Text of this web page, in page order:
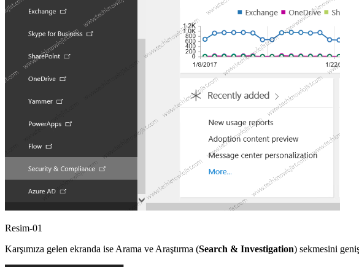
Resim-01
Karşımıza gelen ekranda ise Arama ve Araştırma (Search & Investigation) sekmesini